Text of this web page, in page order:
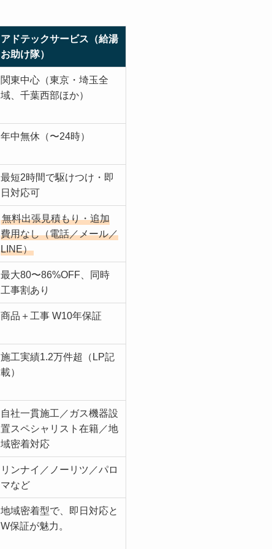
アドテックサービス（給湯
お助け隊）
関東中心（東京・埼玉全
域、千葉西部ほか）
年中無休（〜24時）
最短2時間で駆けつけ・即
日対応可
無料出張見積もり・追加
費用なし（電話／メール／
LINE）
最大80〜86%OFF、同時
工事割あり
商品＋工事 W10年保証
施工実績1.2万件超（LP記
載）
自社一貫施工／ガス機器設
置スペシャリスト在籍／地
域密着対応
リンナイ／ノーリツ／パロ
マなど
地域密着型で、即日対応と
W保証が魅力。